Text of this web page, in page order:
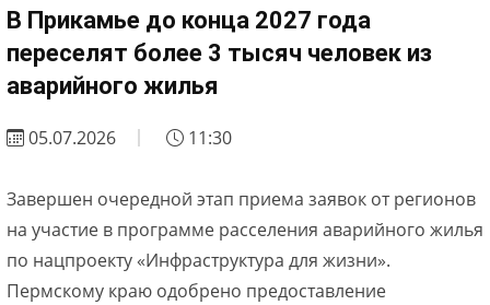
В Прикамье до конца 2027 года
переселят более 3 тысяч человек из
аварийного жилья
05.07.2026 11:30
Завершен очередной этап приема заявок от регионов
на участие в программе расселения аварийного жилья
по нацпроекту «Инфраструктура для жизни».
Пермскому краю одобрено предоставление